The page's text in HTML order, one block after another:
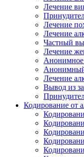
Лечение
Лечение
Лечение
Частный
Лечение
Анонимное
Лечение
Вывод из
Кодирование от